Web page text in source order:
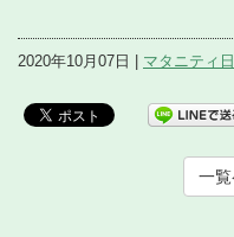
2020年10月07日 | マタニティ
一